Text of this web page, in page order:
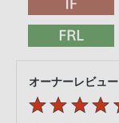
オーナーレビュー